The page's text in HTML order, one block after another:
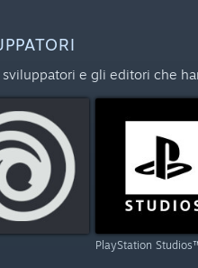
e gli editori che
PlayStation